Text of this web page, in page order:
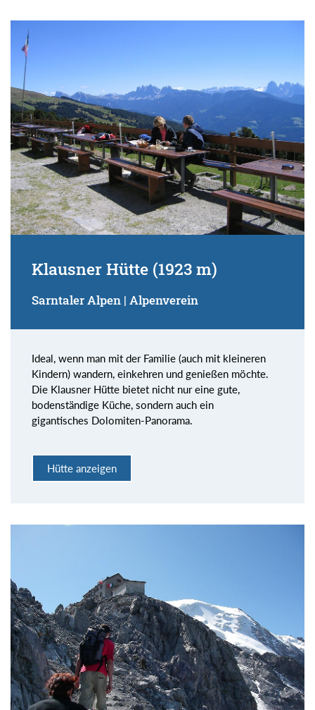
Klausner Hütte (1923 m)
Sarntaler Alpen | Alpenverein
Ideal, wenn man mit der Familie (auch mit kleineren
Kindern) wandern, einkehren und genießen möchte.
Die Klausner Hütte bietet nicht nur eine gute,
bodenständige Küche, sondern auch ein
gigantisches Dolomiten-Panorama.
Hütte anzeigen